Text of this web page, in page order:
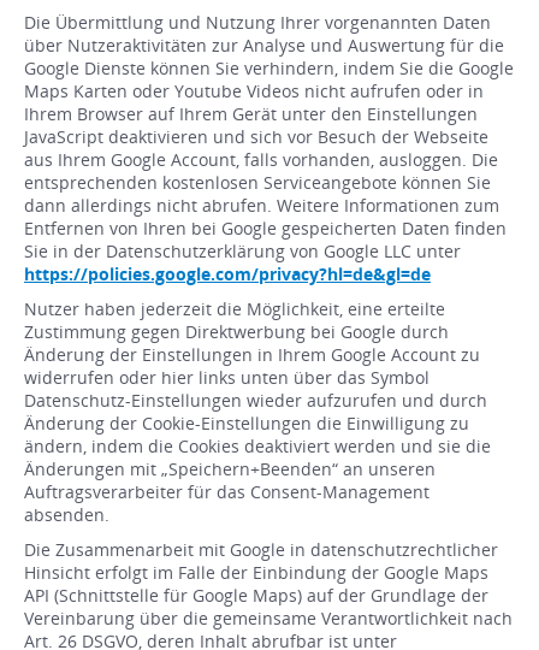
Die Übermittlung und Nutzung Ihrer vorgenannten Daten
über Nutzeraktivitäten zur Analyse und Auswertung für die
Google Dienste können Sie verhindern, indem Sie die Google
Maps Karten oder Youtube Videos nicht aufrufen oder in
Ihrem Browser auf Ihrem Gerät unter den Einstellungen
JavaScript deaktivieren und sich vor Besuch der Webseite
aus Ihrem Google Account, falls vorhanden, ausloggen. Die
entsprechenden kostenlosen Serviceangebote können Sie
dann allerdings nicht abrufen. Weitere Informationen zum
Entfernen von Ihren bei Google gespeicherten Daten finden
Sie in der Datenschutzerklärung von Google LLC unter
https://policies.google.com/privacy?hl=de&gl=de
Nutzer haben jederzeit die Möglichkeit, eine erteilte
Zustimmung gegen Direktwerbung bei Google durch
Änderung der Einstellungen in Ihrem Google Account zu
widerrufen oder hier links unten über das Symbol
Datenschutz-Einstellungen wieder aufzurufen und durch
Änderung der Cookie-Einstellungen die Einwilligung zu
ändern, indem die Cookies deaktiviert werden und sie die
Änderungen mit „Speichern+Beenden“ an unseren
Auftragsverarbeiter für das Consent-Management
absenden.
Die Zusammenarbeit mit Google in datenschutzrechtlicher
Hinsicht erfolgt im Falle der Einbindung der Google Maps
API (Schnittstelle für Google Maps) auf der Grundlage der
Vereinbarung über die gemeinsame Verantwortlichkeit nach
Art. 26 DSGVO, deren Inhalt abrufbar ist unter